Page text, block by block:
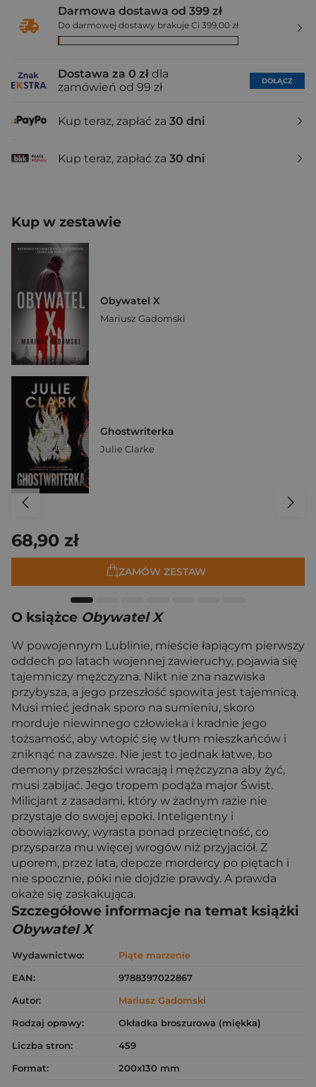
Darmowa dostawa od 399 zł
Do darmowej dostawy brakuje Ci 399,00 zł
Dostawa za 0 zł dla
zamówień od 99 zł
DOŁĄCZ
Kup teraz, zapłać za 30 dni
Kup teraz, zapłać za 30 dni
Kup w zestawie
Obywatel X
Mariusz Gadomski
Ghostwriterka
Julie Clarke
68,90 zł
ZAMÓW ZESTAW
O książce Obywatel X
W powojennym Lublinie, mieście łapiącym pierwszy
oddech po latach wojennej zawieruchy, pojawia się
tajemniczy mężczyzna. Nikt nie zna nazwiska
przybysza, a jego przeszłość spowita jest tajemnicą.
Musi mieć jednak sporo na sumieniu, skoro
morduje niewinnego człowieka i kradnie jego
tożsamość, aby wtopić się w tłum mieszkańców i
zniknąć na zawsze. Nie jest to jednak łatwe, bo
demony przeszłości wracają i mężczyzna aby żyć,
musi zabijać. Jego tropem podąża major Świst.
Milicjant z zasadami, który w żadnym razie nie
przystaje do swojej epoki. Inteligentny i
obowiązkowy, wyrasta ponad przeciętność, co
przysparza mu więcej wrogów niż przyjaciół. Z
uporem, przez lata, depcze mordercy po piętach i
nie spocznie, póki nie dojdzie prawdy. A prawda
okaże się zaskakująca.
Szczegółowe informacje na temat książki
Obywatel X
Wydawnictwo:
Piąte marzenie
EAN:
9788397022867
Autor:
Mariusz Gadomski
Rodzaj oprawy:
Okładka broszurowa (miękka)
Liczba stron:
459
Format:
200x130 mm